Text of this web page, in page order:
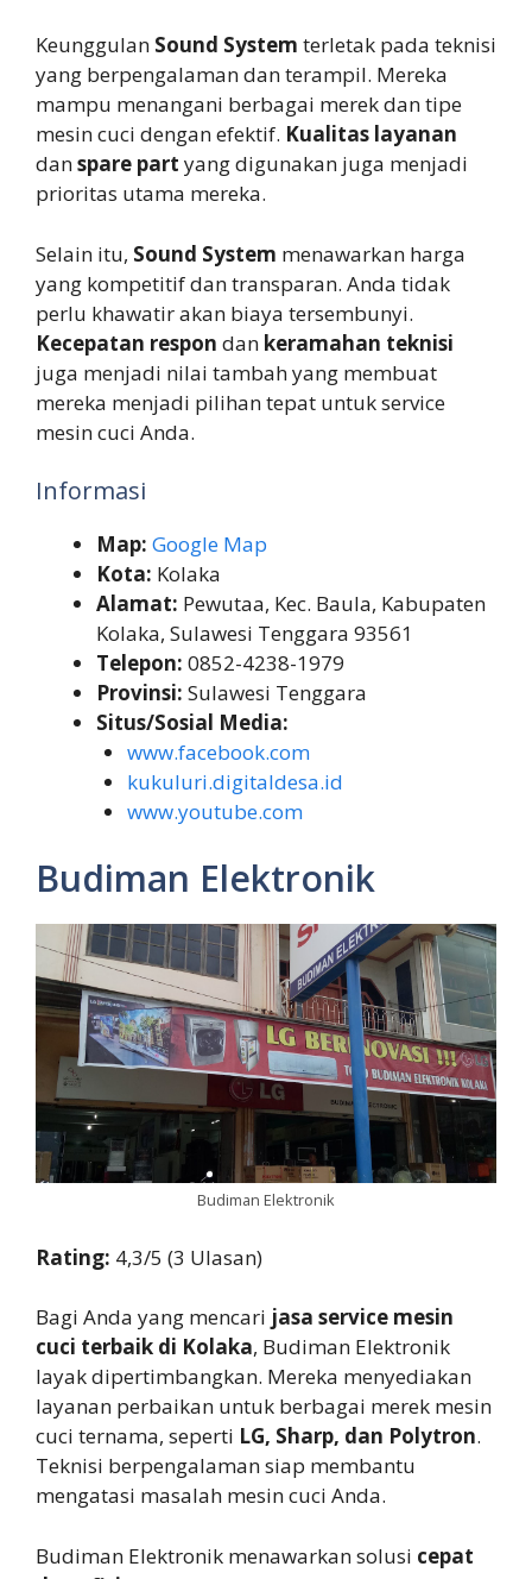
Keunggulan Sound System terletak pada teknisi
yang berpengalaman dan terampil. Mereka
mampu menangani berbagai merek dan tipe
mesin cuci dengan efektif. Kualitas layanan
danspare part yang digunakan juga menjadi
prioritas utama mereka.
Selain itu, Sound System menawarkan harga
yang kompetitif dan transparan. Anda tidak
perlu khawatir akan biaya tersembunyi.
Kecepatan respon dan keramahan teknisi
juga menjadi nilai tambah yang membuat
mereka menjadi pilihan tepat untuk service
mesin cuci Anda.
Informasi
Map: Google Map
Kota: Kolaka
Alamat: Pewutaa, Kec. Baula, Kabupaten
Kolaka, Sulawesi Tenggara 93561
Telepon: 0852-4238-1979
Provinsi: Sulawesi Tenggara
Situs/Sosial Media:
www.facebook.com
kukuluri.digitaldesa.id
www.youtube.com
Budiman Elektronik
Budiman Elektronik
Rating: 4,3/5 (3 Ulasan)
Bagi Anda yang mencari jasa service mesin
cuci terbaik di Kolaka, Budiman Elektronik
layak dipertimbangkan. Mereka menyediakan
layanan perbaikan untuk berbagai merek mesin
cuci ternama, seperti LG, Sharp, dan Polytron.
Teknisi berpengalaman siap membantu
mengatasi masalah mesin cuci Anda.
Budiman Elektronik menawarkan solusi cepat